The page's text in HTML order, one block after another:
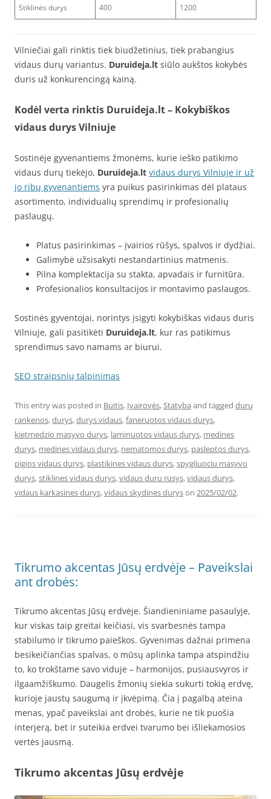
Stiklinės durys 400 1200
Vilniečiai gali rinktis tiek biudžetinius, tiek prabangius
vidaus durų variantus. Duruideja.lt siūlo aukštos kokybės
duris už konkurencingą kainą.
Kodėl verta rinktis Duruideja.lt– Kokybiškos
vidaus durys Vilniuje
Sostinėje gyvenantiems žmonėms, kurie ieško patikimo
vidaus durų tiekėjo, Duruideja.lt vidaus durys Vilniuje ir už
jo ribų gyvenantiems yra puikus pasirinkimas dėl plataus
asortimento, individualių sprendimų ir profesionalių
paslaugų.
Platus pasirinkimas – įvairios rūšys, spalvos ir dydžiai.
Galimybė užsisakyti nestandartinius matmenis.
Pilna komplektacija su stakta, apvadais ir furnitūra.
Profesionalios konsultacijos ir montavimo paslaugos.
Sostinės gyventojai, norintys įsigyti kokybiškas vidaus duris
Vilniuje, gali pasitikėti Duruideja.lt, kur ras patikimus
sprendimus savo namams ar biurui.
SEO straipsnių talpinimas
This entry was posted in Buitis, Įvairovės,Statyba and tagged durų
rankenos,durys,durys vidaus,faneruotos vidaus durys,
kietmedzio masyvo durys, laminuotos vidaus durys, medines
durys, medines vidaus durys, nematomos durys, pasleptos durys,
pigios vidaus durys, plastikines vidaus durys,spygliuociu masyvo
durys,stiklines vidaus durys,vidaus duru rusys,vidaus durys,
vidaus karkasines durys,vidaus skydines duryson 2025/02/02.
Tikrumo akcentas Jūsų erdvėje – Paveikslai
ant drobės:
Tikrumo akcentas Jūsų erdvėje. Šiandieniniame pasaulyje,
kur viskas taip greitai keičiasi, vis svarbesnės tampa
stabilumo ir tikrumo paieškos. Gyvenimas dažnai primena
besikeičiančias spalvas, o mūsų aplinka tampa atspindžiu
to, ko trokštame savo viduje – harmonijos, pusiausvyros ir
ilgaamžiškumo. Daugelis žmonių siekia sukurti tokią erdvę,
kurioje jaustų saugumą ir įkvėpimą. Čia į pagalbą ateina
menas, ypač paveikslai ant drobės, kurie ne tik puošia
interjerą, bet ir suteikia erdvei tvarumo bei išliekamosios
vertės jausmą.
Tikrumo akcentas Jūsų erdvėje